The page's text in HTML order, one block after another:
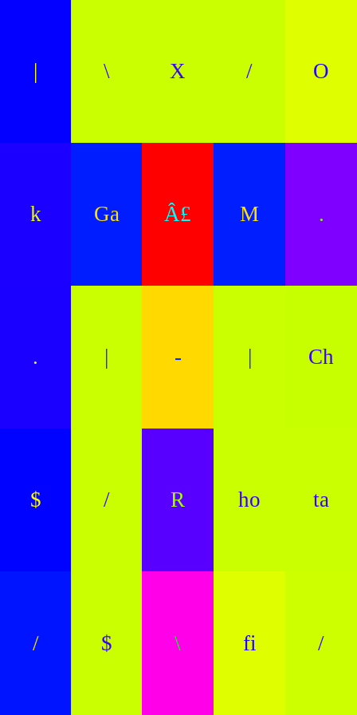
| \ X / O
k Ga Â£ M .
. | - | Ch
$ / R ho ta
/ $ \ fi /